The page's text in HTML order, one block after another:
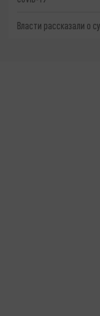
Власти рассказали о